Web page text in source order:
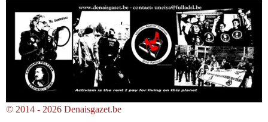
© 2014 - 2026 Denaisgazet.be